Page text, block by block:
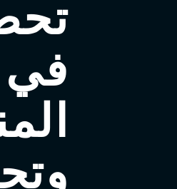
95.6
103.1
92.2
104.9
91.9
Tan 95.2
104.9
92.5 Hz
Hz
99.7 Hz
103.3 Hz
في